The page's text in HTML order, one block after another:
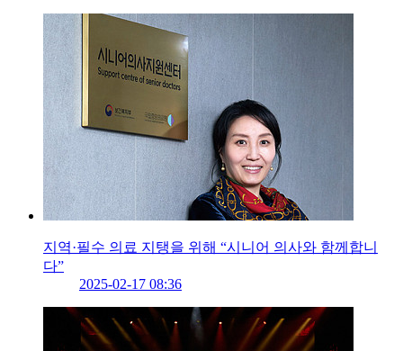
지역·필수 의료 지탱을 위해 “시니어 의사와 함께합니
다”
2025-02-17 08:36